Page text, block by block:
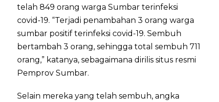
telah 849 orang warga Sumbar terinfeksi
covid-19. “Terjadi penambahan 3 orang warga
sumbar positif terinfeksi covid-19. Sembuh
bertambah 3 orang, sehingga total sembuh 711
orang,” katanya, sebagaimana dirilis situs resmi
Pemprov Sumbar.
Selain mereka yang telah sembuh, angka